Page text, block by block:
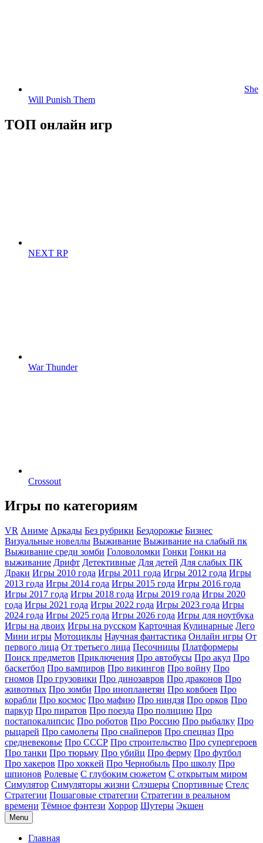
She
Will Punish Them
ТОП онлайн игр
NEXT RP
War Thunder
Crossout
Игры по категориям
VR Аниме Аркады Без рубрики Бездорожье Бизнес
Визуальные новеллы Выживание Выживание на слабый пк
Выживание среди зомби Головоломки Гонки Гонки на
выживание Дрифт Детективные Для детей Для слабых ПК
Драки Игры 2010 года Игры 2011 года Игры 2012 года Игры
2013 года Игры 2014 года Игры 2015 года Игры 2016 года
Игры 2017 года Игры 2018 года Игры 2019 года Игры 2020
года Игры 2021 года Игры 2022 года Игры 2023 года Игры
2024 года Игры 2025 года Игры 2026 года Игры для ноутбука
Игры на двоих Игры на русском Карточная Кулинарные Лего
Мини игры Мотоциклы Научная фантастика Онлайн игры От
первого лица От третьего лица Песочницы Платформеры
Поиск предметов Приключения Про автобусы Про акул Про
баскетбол Про вампиров Про викингов Про войну Про
гномов Про грузовики Про динозавров Про драконов Про
животных Про зомби Про инопланетян Про ковбоев Про
корабли Про космос Про мафию Про ниндзя Про орков Про
паркур Про пиратов Про поезда Про полицию Про
постапокалипсис Про роботов Про Россию Про рыбалку Про
рыцарей Про самолеты Про снайперов Про спецназ Про
средневековье Про СССР Про строительство Про супергероев
Про танки Про тюрьму Про убийц Про ферму Про футбол
Про хакеров Про хоккей Про Чернобыль Про школу Про
шпионов Ролевые С глубоким сюжетом С открытым миром
Симулятор Симуляторы жизни Слэшеры Спортивные Стелс
Стратегии Пошаговые стратегии Стратегии в реальном
времени Тёмное фэнтези Хоррор Шутеры Экшен
Menu
Главная